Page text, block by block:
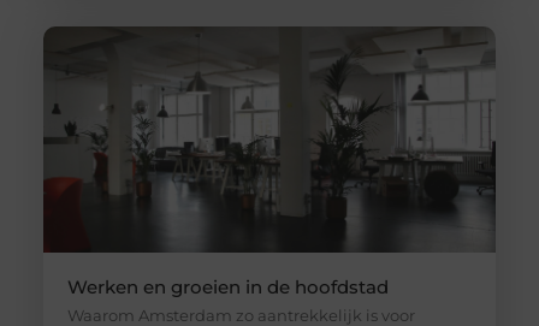
Werken en groeien in de hoofdstad
Waarom Amsterdam zo aantrekkelijk is voor